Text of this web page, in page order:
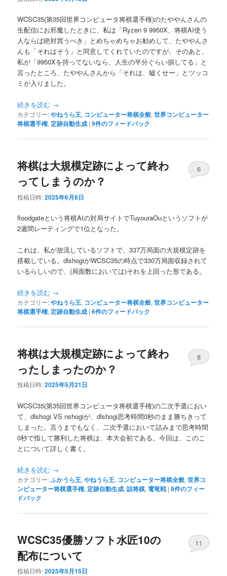
WCSC35(第35回世界コンピュータ将棋選手権)のたややんさんの
生配信にお邪魔したときに、私は「Ryzen 9 9950X、将棋AI使う
人ならば絶対買うべき」とめちゃめちゃお勧めして、たややんさ
んも「それはそう」と同意してくれていたのですが、そのあと、
私が「9950Xを持ってないなら、人生の半分ぐらい損してる」と
言ったところ、たややんさんから「それは、嘘くせー」とツッコ
ミが入りました。
続きを読む →
カテゴリー:やねうら王, コンピューター将棋全般,世界コンピューター
将棋選手権, 定跡自動生成 |9件のフィードバック
将棋は大規模定跡によって終わ
ってしまうのか？
投稿日時:2025年6月8日
6
floodgateという将棋AIの対局サイトでTuyouraOuというソフトが
2週間レーティングで1位となった。
これは、私が放流しているソフトで、337万局面の大規模定跡を
搭載している。dlshogiがWCSC35の時点で330万局面収録されて
いるらしいので、(局面数においては)それを上回った形である。
続きを読む →
カテゴリー:やねうら王, コンピューター将棋全般,世界コンピューター
将棋選手権, 定跡自動生成 |6件のフィードバック
将棋は大規模定跡によって終わ
ったしまったのか？
投稿日時:2025年5月21日
8
WCSC35(第35回世界コンピュータ将棋選手権)の二次予選におい
て、dlshogi VS nshogiが、dlshogi思考時間0秒のまま勝ちきって
しまった。言うまでもなく、二次予選において詰みまで思考時間
0秒で指して勝利した将棋は、本大会初である。今回は、このこ
とについて詳しく書く。
続きを読む →
カテゴリー:ふかうら王,やねうら王, コンピューター将棋全般,世界コ
ンピューター将棋選手権, 定跡自動生成,詰将棋, 電竜戦 |8件のフィー
ドバック
WCSC35優勝ソフト水匠10の
配布について
投稿日時:2025年5月15日
11